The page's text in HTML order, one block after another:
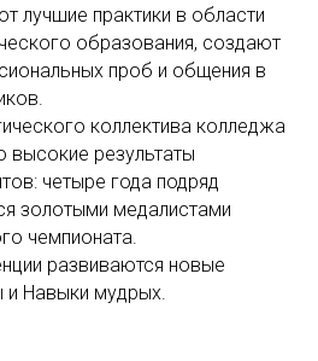
лучшие практики в области
образования, создают
проб и общения в
коллектива колледжа
высокие результаты
четыре года подряд
золотыми медалистами
чемпионата.
развиваются новые
и Навыки мудрых.